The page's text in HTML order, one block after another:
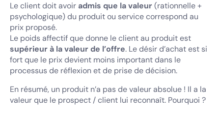
Le client doit avoir admis que la valeur(rationnelle +
psychologique) du produit ou service correspond au
prix proposé.
Le poids affectif que donne le client au produit est
supérieur à la valeur de l’offre. Le désir d’achat est si
fort que le prix devient moins important dans le
processus de réflexion et de prise de décision.
En résumé, un produit n’a pas de valeur absolue ! Il a la
valeur que le prospect / client lui reconnaît. Pourquoi ?